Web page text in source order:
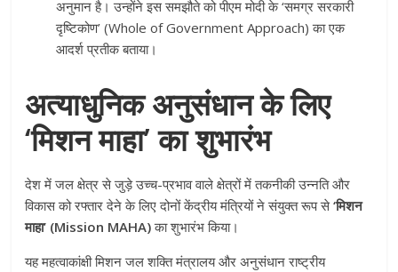
अनुमान है। उन्होंने इस समझौते को पीएम मोदी के ‘समग्र सरकारी
दृष्टिकोण’ (Whole of Government Approach) का एक
आदर्श प्रतीक बताया।
अत्याधुनिक अनुसंधान के लिए
‘मिशन माहा’ का शुभारंभ
देश में जल क्षेत्र से जुड़े उच्च-प्रभाव वाले क्षेत्रों में तकनीकी उन्नति और
विकास को रफ्तार देने के लिए दोनों केंद्रीय मंत्रियों ने संयुक्त रूप से‘मिशन
माहा’ (Mission MAHA)का शुभारंभ किया।
यह महत्वाकांक्षी मिशन जल शक्ति मंत्रालय और अनुसंधान राष्ट्रीय